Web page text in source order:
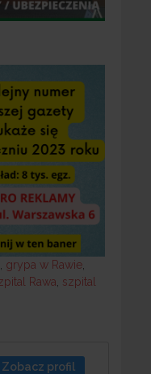
grypa w Rawie,
Rawa szpital
Zobacz profil